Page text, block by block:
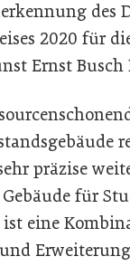
des
2020 für
Ernst Busch
präzise
für
eine